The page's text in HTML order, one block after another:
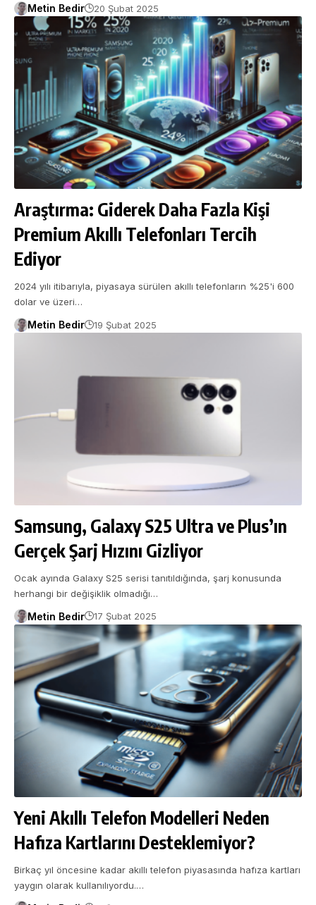
Metin Bedir 20 Şubat 2025
Araştırma: Giderek Daha Fazla Kişi
Premium Akıllı Telefonları Tercih
Ediyor
2024 yılı itibarıyla, piyasaya sürülen akıllı telefonların %25'i 600
dolar ve üzeri…
Metin Bedir 19 Şubat 2025
Samsung, Galaxy S25 Ultra ve Plus’ın
Gerçek Şarj Hızını Gizliyor
Ocak ayında Galaxy S25 serisi tanıtıldığında, şarj konusunda
herhangi bir değişiklik olmadığı…
Metin Bedir 17 Şubat 2025
Yeni Akıllı Telefon Modelleri Neden
Hafıza Kartlarını Desteklemiyor?
Birkaç yıl öncesine kadar akıllı telefon piyasasında hafıza kartları
yaygın olarak kullanılıyordu.…